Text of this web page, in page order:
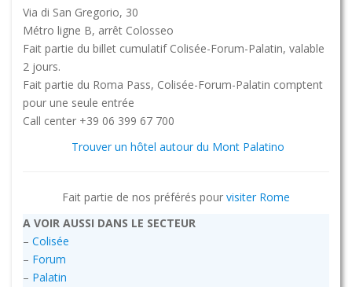
Via di San Gregorio, 30
Métro ligne B, arrêt Colosseo
Fait partie du billet cumulatif Colisée-Forum-Palatin, valable
2 jours.
Fait partie du Roma Pass, Colisée-Forum-Palatin comptent
pour une seule entrée
Call center +39 06 399 67 700
Trouver un hôtel autour du Mont Palatino
Fait partie de nos préférés pour visiter Rome
A VOIR AUSSI DANS LE SECTEUR
– Colisée
– Forum
– Palatin